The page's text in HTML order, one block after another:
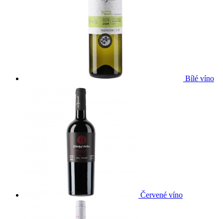
Bílé víno
Červené víno